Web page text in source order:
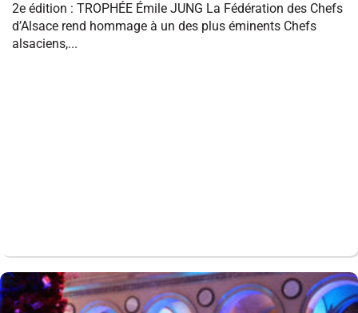
2e édition : TROPHÉE Émile JUNG La Fédération des Chefs
d’Alsace rend hommage à un des plus éminents Chefs
alsaciens,...